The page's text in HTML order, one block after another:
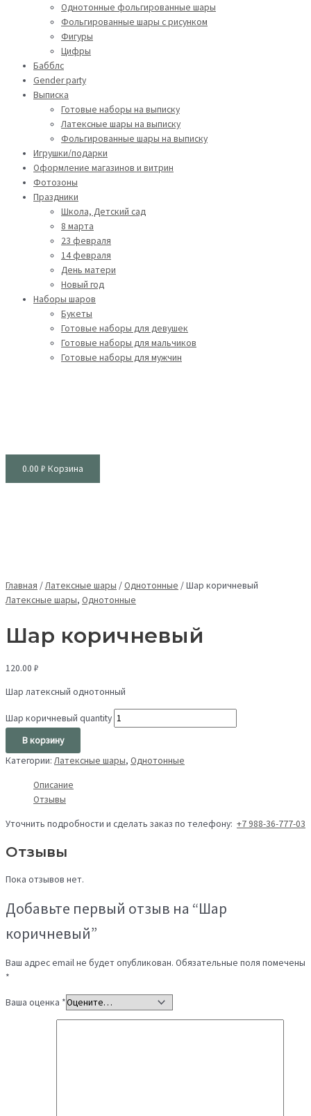
Однотонные фольгированные шары
Фольгированные шары с рисунком
Фигуры
Цифры
Бабблс
Gender party
Выписка
Готовые наборы на выписку
Латексные шары на выписку
Фольгированные шары на выписку
Игрушки/подарки
Оформление магазинов и витрин
Фотозоны
Праздники
Школа, Детский сад
8 марта
23 февраля
14 февраля
День матери
Новый год
Наборы шаров
Букеты
Готовые наборы для девушек
Готовые наборы для мальчиков
Готовые наборы для мужчин
0.00 ₽ Корзина
Главная /Латексные шары /Однотонные /Шар коричневый
Латексные шары, Однотонные
Шар коричневый
120.00 ₽
Шар латексный однотонный
Шар коричневый quantity
В корзину
Категории:Латексные шары, Однотонные
Описание
Отзывы
Уточнить подробности и сделать заказ по телефону: +7 988-36-777-03
Отзывы
Пока отзывов нет.
Добавьте первый отзыв на “Шар
коричневый”
Ваш адрес email не будет опубликован. Обязательные поля помечены
*
Ваша оценка *